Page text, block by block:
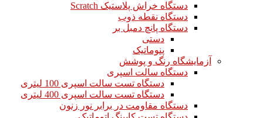
دستگاه خراش پلاستیک Scratch
دستگاه نقطه ذوب
دستگاه پانچ دمبل بر
دستی
پنوماتیک
آزمایشگاه رنگ و پوشش
دستگاه سالت اسپری
دستگاه تست سالت اسپری 100 لیتری
دستگاه تست سالت اسپری 400 لیتری
دستگاه مقاومت در برابر نور زنون